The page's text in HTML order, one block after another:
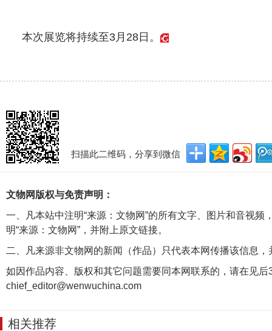
本次展览将持续至3月28日。
扫描此二维码，分享到微信
文物网版权与免责声明：
一、凡本站中注明“来源：文物网”的所有文字、图片和音视
明“来源：文物网”，并附上原文链接。
二、凡来源非文物网的新闻（作品）只代表本网传播该信息
如因作品内容、版权和其它问题需要同本网联系的，请在见后
chief_editor@wenwuchina.com
相关推荐